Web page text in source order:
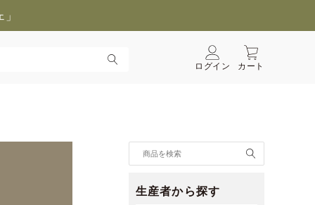
ログイン カート
生産者から探す